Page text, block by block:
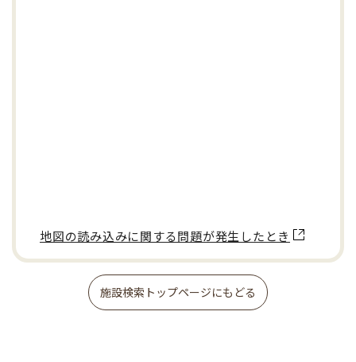
地図の読み込みに関する問題が発生したとき
施設検索トップページにもどる